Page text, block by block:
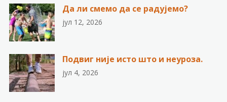
Да ли смемо да се радујемо?
јул 12, 2026
Подвиг није исто што и неуроза.
јул 4, 2026